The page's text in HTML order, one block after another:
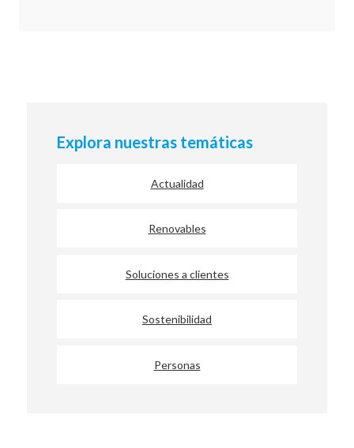
Explora nuestras temáticas
Actualidad
Renovables
Soluciones a clientes
Sostenibilidad
Personas